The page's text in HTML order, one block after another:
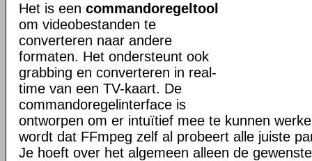
Het is een commandoregeltool
om videobestanden te
converteren naar andere
formaten. Het ondersteunt ook
grabbing en converteren in real-
time van een TV-kaart. De
commandoregelinterface is
ontworpen om er intuïtief mee te kunnen
wordt dat FFmpeg zelf al probeert alle juiste
Je hoeft over het algemeen alleen de